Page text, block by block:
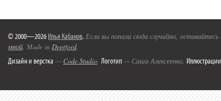
© 2000—2026 Илья Кабанов. Если вы попали сюда случайно,
мной. Made in Deptford.
Дизайн и верстка — Code Studio. Логотип — Саша Алексеенко. Иллюстрации